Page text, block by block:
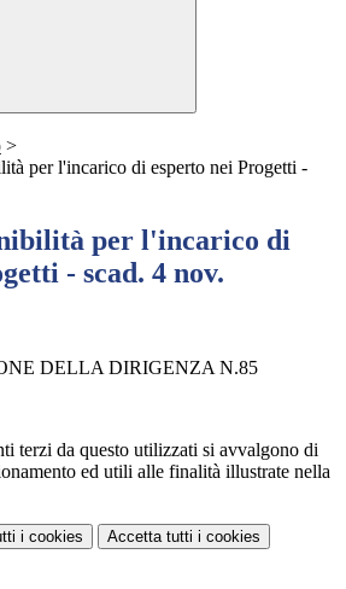
>
per l'incarico di esperto nei Progetti -
per l'incarico di
- scad. 4 nov.
DELLA DIRIGENZA N.85
terzi da questo utilizzati si avvalgono di
ed utili alle finalità illustrate nella
i cookies Accetta tutti i cookies